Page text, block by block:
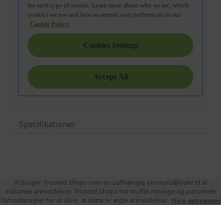
Specifikationer
Vi bruger Trusted Shops som en uafhængig serviceudbyder til at
indsamle anmeldelser. Trusted Shops har truffet rimelige og passende
forholdsregler for at sikre, at dette er ægte anmeldelser.
Flere oplysninger